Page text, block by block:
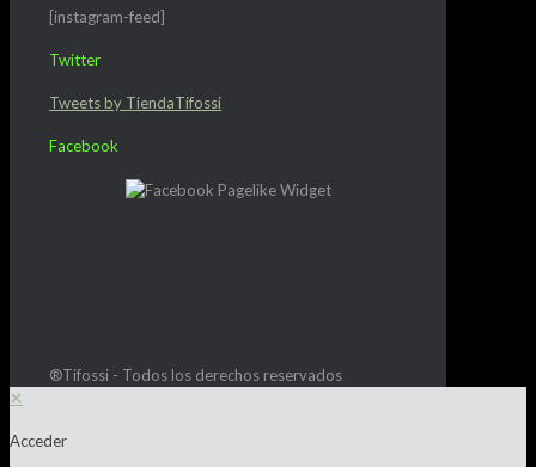
[instagram-feed]
Twitter
Tweets by TiendaTifossi
Facebook
®Tifossi - Todos los derechos reservados
✕
Acceder